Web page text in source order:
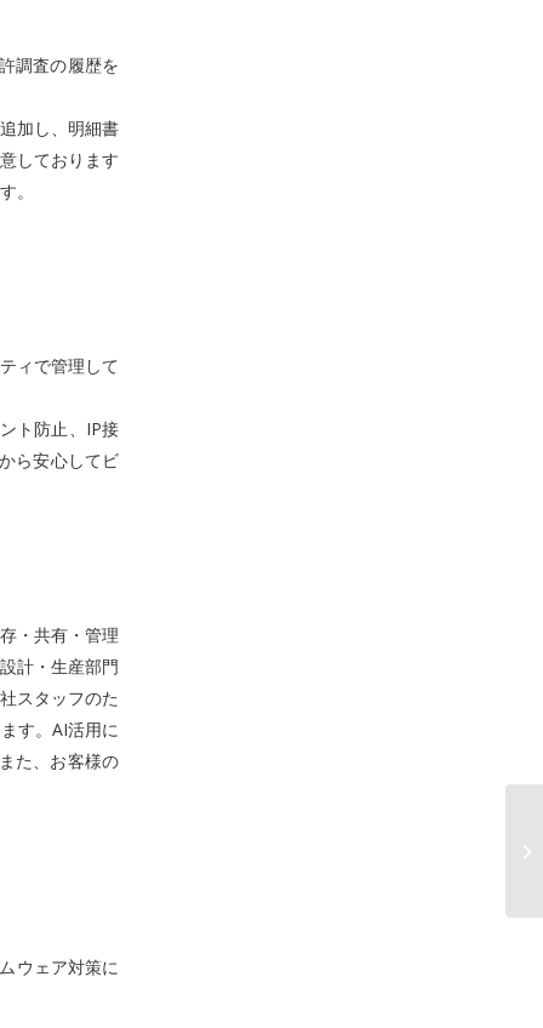
調査の履歴を
加し、明細書
しております
。
ィで管理して
ト防止、IP接
ら安心してビ
・共有・管理
計・生産部門
スタッフのた
す。AI活用に
た、お客様の
ウェア対策に